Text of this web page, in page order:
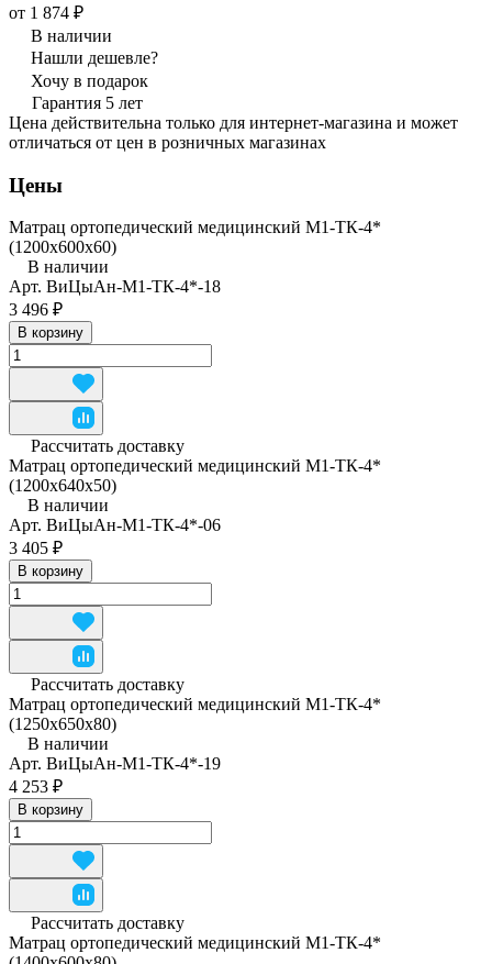
от 1 874 ₽
В наличии
Нашли дешевле?
Хочу в подарок
Гарантия 5 лет
Цена действительна только для интернет-магазина и может
отличаться от цен в розничных магазинах
Цены
Матрац ортопедический медицинский М1-ТК-4*
(1200x600x60)
В наличии
Арт. ВиЦыАн-М1-ТК-4*-18
3 496 ₽
В корзину
Рассчитать доставку
Матрац ортопедический медицинский М1-ТК-4*
(1200x640x50)
В наличии
Арт. ВиЦыАн-М1-ТК-4*-06
3 405 ₽
В корзину
Рассчитать доставку
Матрац ортопедический медицинский М1-ТК-4*
(1250x650x80)
В наличии
Арт. ВиЦыАн-М1-ТК-4*-19
4 253 ₽
В корзину
Рассчитать доставку
Матрац ортопедический медицинский М1-ТК-4*